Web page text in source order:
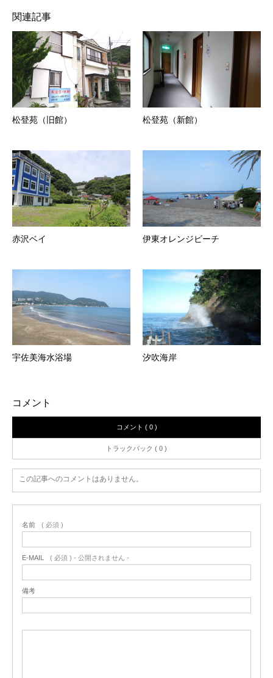
関連記事
松登苑（旧館） 松登苑（新館）
赤沢ベイ 伊東オレンジビーチ
宇佐美海水浴場 汐吹海岸
コメント
コメント ( 0 )
トラックバック ( 0 )
この記事へのコメントはありません。
名前 ( 必須 )
E-MAIL ( 必須 ) - 公開されません -
備考